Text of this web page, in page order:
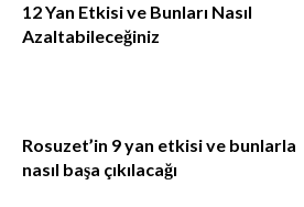
12 Yan Etkisi ve Bunları Nasıl
Azaltabileceğiniz
Rosuzet’in 9 yan etkisi ve bunlarla
nasıl başa çıkılacağı